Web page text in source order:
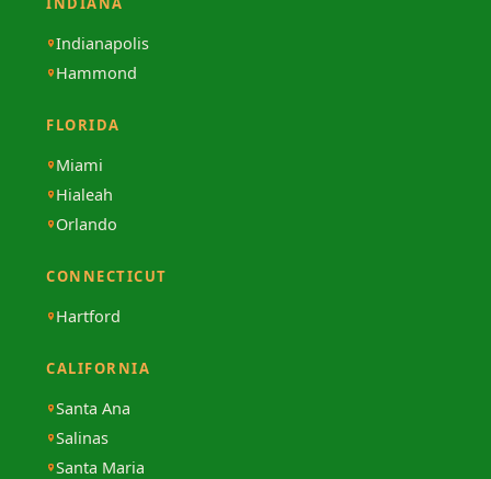
Indianapolis
Hammond
FLORIDA
Miami
Hialeah
Orlando
CONNECTICUT
Hartford
CALIFORNIA
Santa Ana
Salinas
Santa Maria